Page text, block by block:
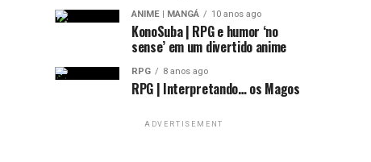
ANIME | MANGÁ 10 anos ago
KonoSuba | RPG e humor ‘no
sense’ em um divertido anime
RPG 8 anos ago
RPG | Interpretando… os Magos
ADVERTISEMENT